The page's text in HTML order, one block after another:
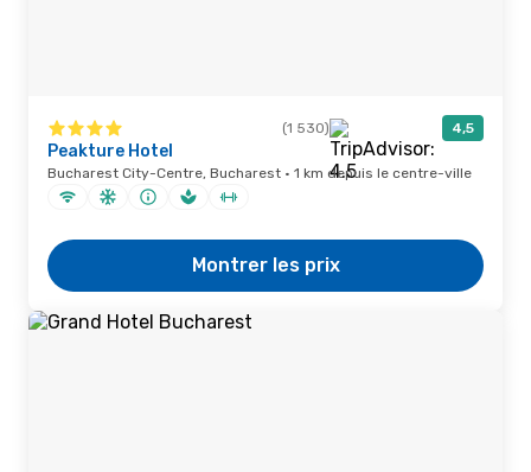
(1 530) 4,5
Peakture Hotel
Bucharest City-Centre, Bucharest · 1 km depuis le centre-ville
Montrer les prix